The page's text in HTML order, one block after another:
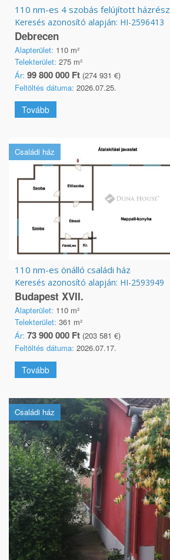
110 nm-es 4 szobás felújított házrész
Keresés azonosító alapján: HI-2596413
Debrecen
Alapterület: 110 m²
Telekterület: 275 m²
Ár: 99 800 000 Ft (274 931 €)
Feltöltés dátuma: 2026.07.25.
Tovább
Családi ház
110 nm-es önálló családi ház
Keresés azonosító alapján: HI-2593949
Budapest XVII.
Alapterület: 110 m²
Telekterület: 361 m²
Ár: 73 900 000 Ft (203 581 €)
Feltöltés dátuma: 2026.07.17.
Tovább
Családi ház